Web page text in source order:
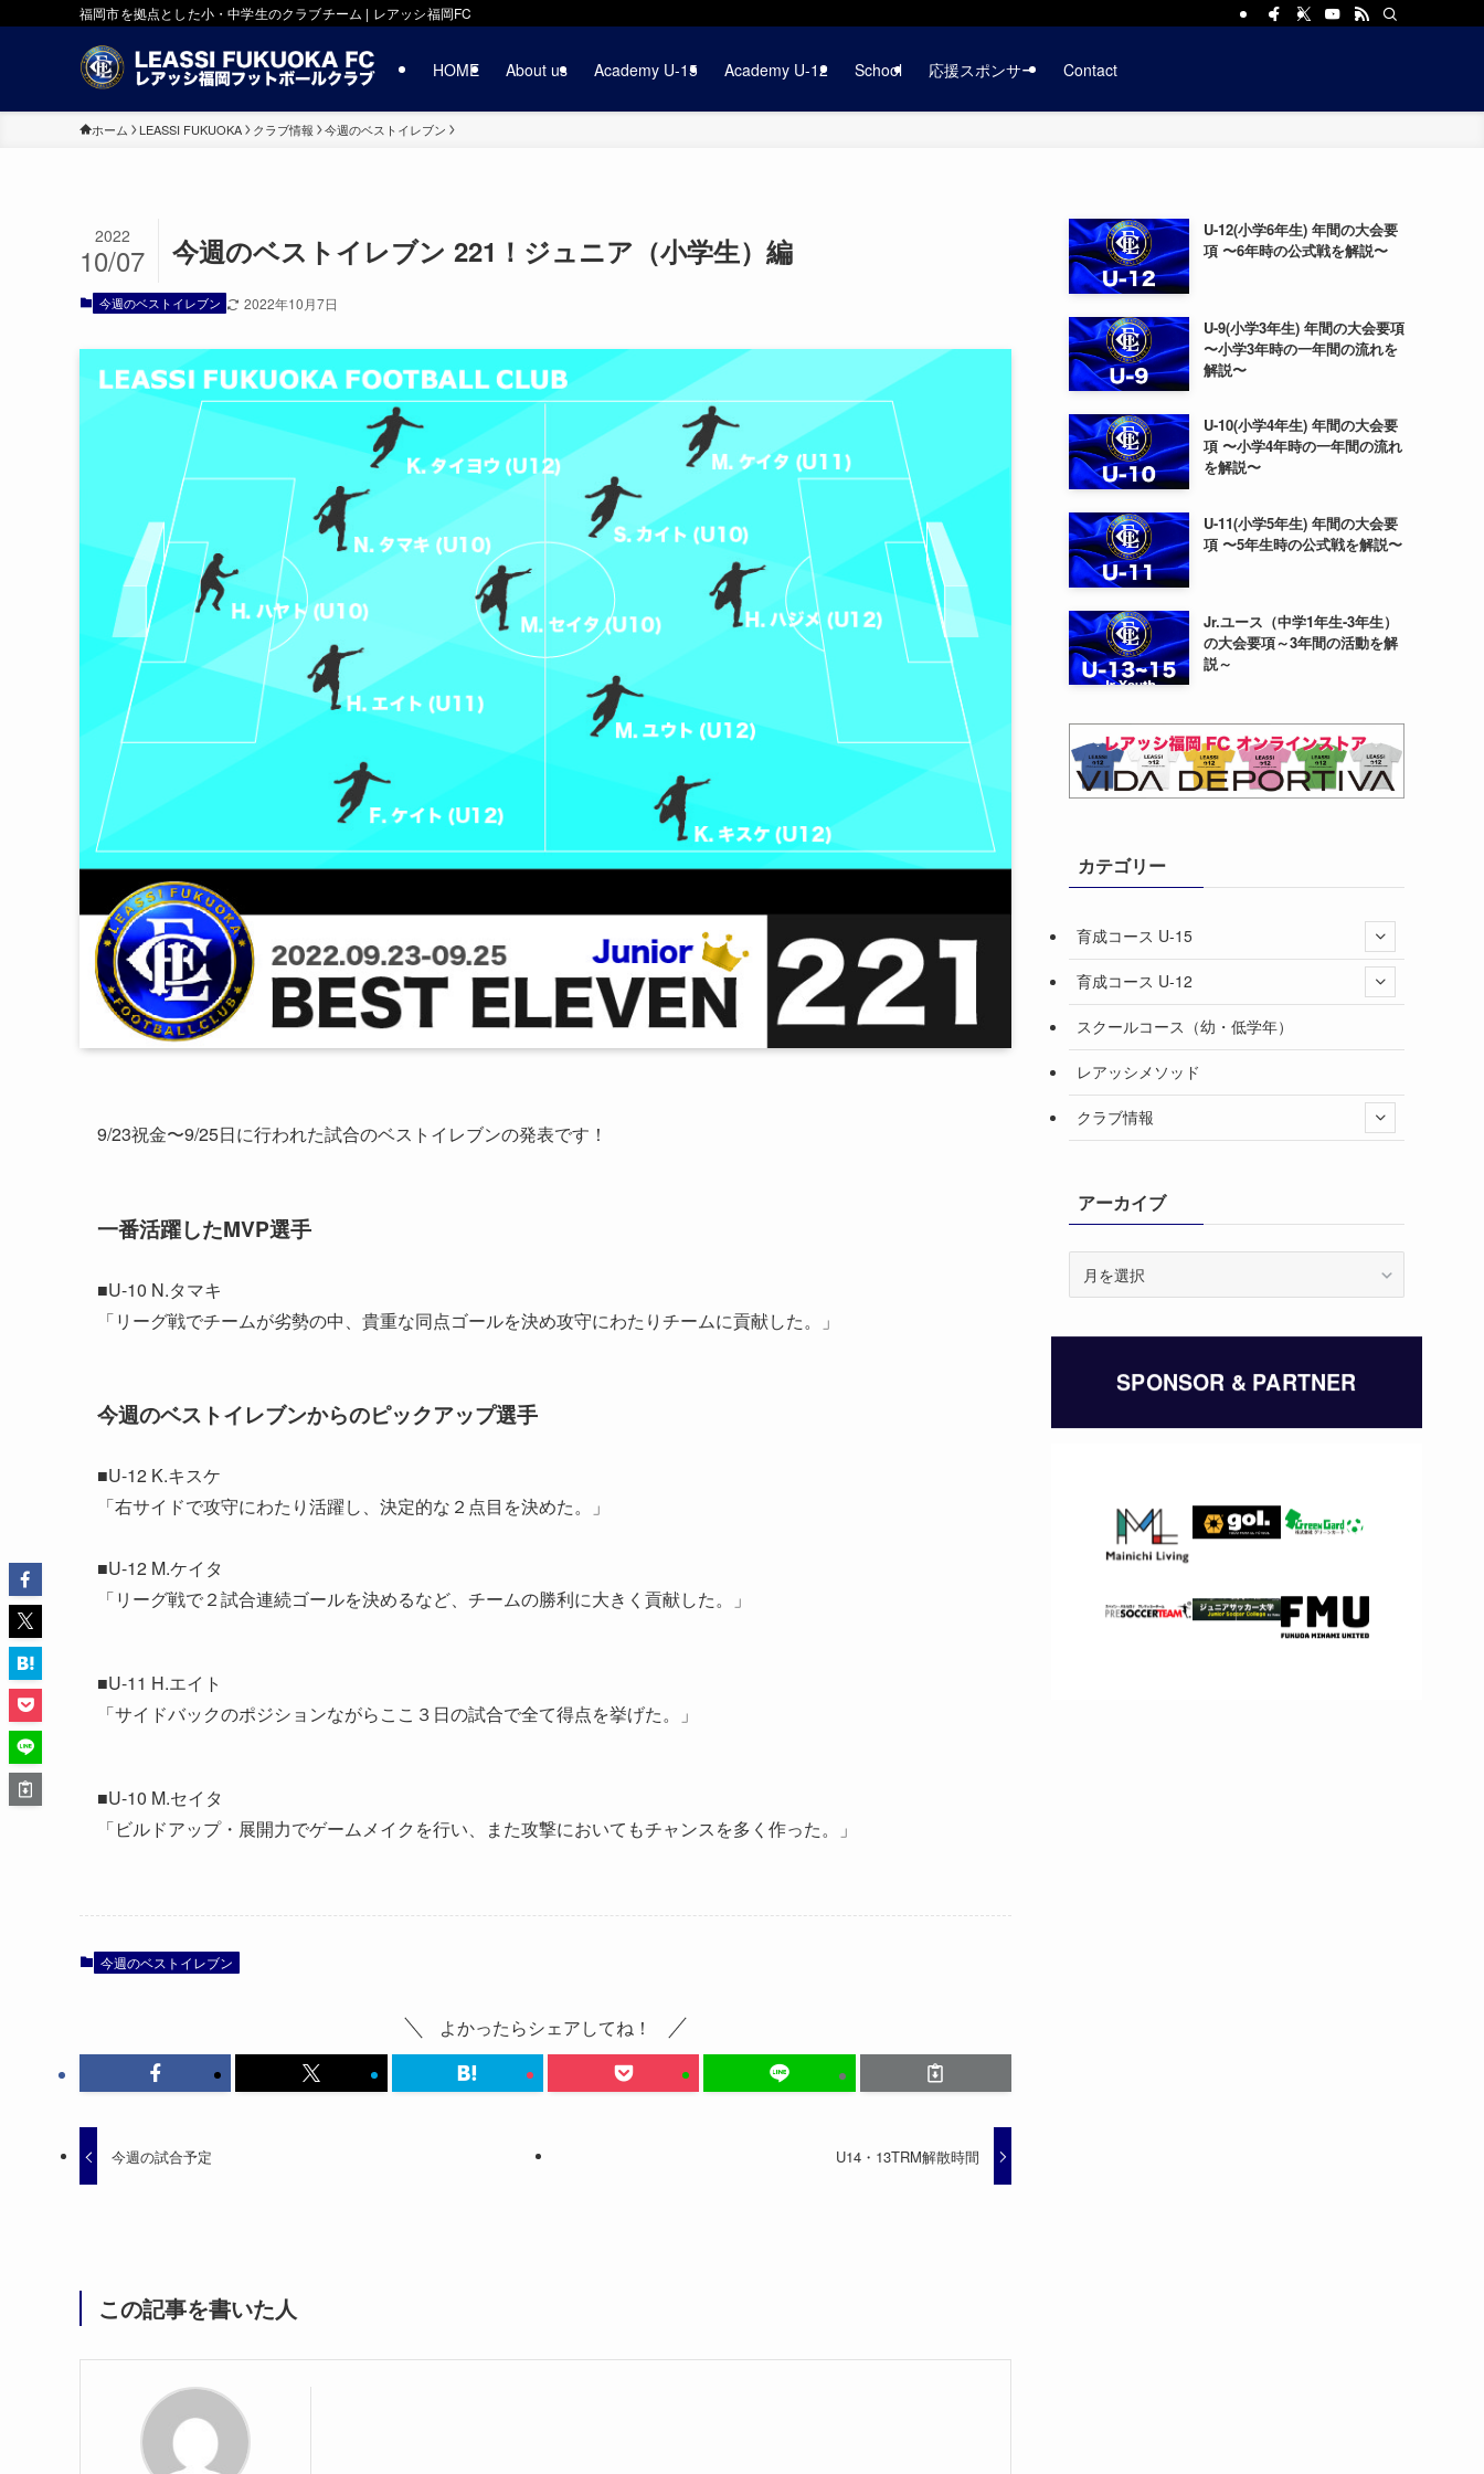
福岡市を拠点とした小・中学生のクラブチーム | レアッシ福岡FC
HOME About us Academy U-15 Academy U-12 School 応援スポンサー Contact
ホーム LEASSI FUKUOKA クラブ情報 今週のベストイレブン
今週のベストイレブン 221！ジュニア（小学生）編
2022
10/07
今週のベストイレブン 2022年10月7日
9/23祝金〜9/25日に行われた試合のベストイレブンの発表です！
一番活躍したMVP選手
■U-10 N.タマキ
「リーグ戦でチームが劣勢の中、貴重な同点ゴールを決め攻守にわたりチームに貢献した。」
今週のベストイレブンからのピックアップ選手
■U-12 K.キスケ
「右サイドで攻守にわたり活躍し、決定的な２点目を決めた。」
■U-12 M.ケイタ
「リーグ戦で２試合連続ゴールを決めるなど、チームの勝利に大きく貢献した。」
■U-11 H.エイト
「サイドバックのポジションながらここ３日の試合で全て得点を挙げた。」
■U-10 M.セイタ
「ビルドアップ・展開力でゲームメイクを行い、また攻撃においてもチャンスを多く作った。」
今週のベストイレブン
よかったらシェアしてね！
今週の試合予定 U14・13TRM解散時間
この記事を書いた人
U-12(小学6年生) 年間の大会要
項 〜6年時の公式戦を解説〜
U-9(小学3年生) 年間の大会要項
〜小学3年時の一年間の流れを
解説〜
U-10(小学4年生) 年間の大会要
項 〜小学4年時の一年間の流れ
を解説〜
U-11(小学5年生) 年間の大会要
項 〜5年生時の公式戦を解説〜
Jr.ユース（中学1年生-3年生）
の大会要項～3年間の活動を解
説～
カテゴリー
育成コース U-15
育成コース U-12
スクールコース（幼・低学年）
レアッシメソッド
クラブ情報
アーカイブ
イ
SPONSOR & PARTNER